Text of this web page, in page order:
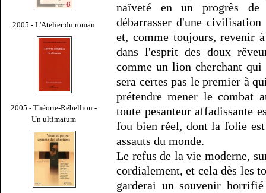
2005 - L'Atelier du roman
2005 - Théorie-Rébellion -
Un ultimatum
naïveté en un progrès de
débarrasser d'une
et, comme toujours, revenir
dans l'esprit des doux
comme un lion cherchant qui
sera certes pas le premier à
prétendre mener le combat
toute pesanteur affadissante
fou bien réel, dont la folie
assauts du monde.
Le refus de la vie moderne,
cordialement, et cela dès les
garderai un souvenir